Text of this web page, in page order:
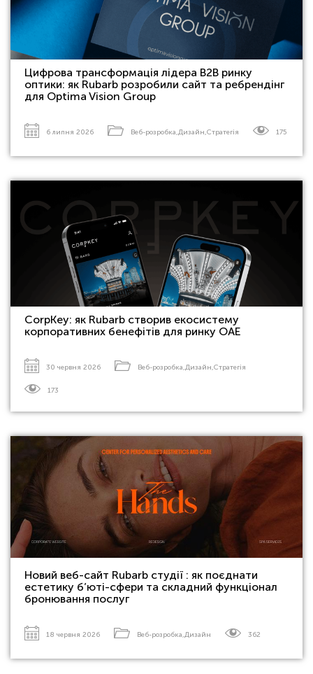
Цифрова трансформація лідера B2B ринку
оптики: як Rubarb розробили сайт та ребрендінг
для Optima Vision Group
6 липня 2026 Веб-розробка,Дизайн,Стратегія 175
CorpKey: як Rubarb створив екосистему
корпоративних бенефітів для ринку ОАЕ
30 червня 2026 Веб-розробка,Дизайн,Стратегія
173
Новий веб-сайт Rubarb студії : як поєднати
естетику б’юті-сфери та складний функціонал
бронювання послуг
18 червня 2026 Веб-розробка,Дизайн 362